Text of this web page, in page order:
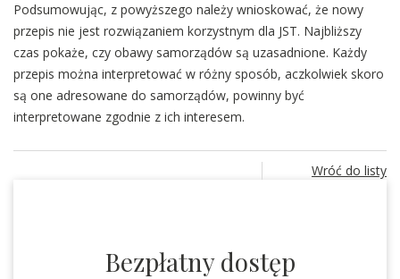
Podsumowując, z powyższego należy wnioskować, że nowy
przepis nie jest rozwiązaniem korzystnym dla JST. Najbliższy
czas pokaże, czy obawy samorządów są uzasadnione. Każdy
przepis można interpretować w różny sposób, aczkolwiek skoro
są one adresowane do samorządów, powinny być
interpretowane zgodnie z ich interesem.
Wróć do listy
Bezpłatny dostęp